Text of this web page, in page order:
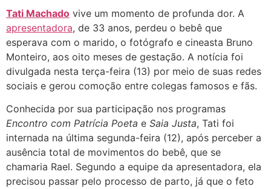
Tati Machado vive um momento de profunda dor. A
apresentadora, de 33 anos, perdeu o bebê que
esperava com o marido, o fotógrafo e cineasta Bruno
Monteiro, aos oito meses de gestação. A notícia foi
divulgada nesta terça-feira (13) por meio de suas redes
sociais e gerou comoção entre colegas famosos e fãs.
Conhecida por sua participação nos programas
Encontro com Patrícia Poeta e Saia Justa, Tati foi
internada na última segunda-feira (12), após perceber a
ausência total de movimentos do bebê, que se
chamaria Rael. Segundo a equipe da apresentadora, ela
precisou passar pelo processo de parto, já que o feto